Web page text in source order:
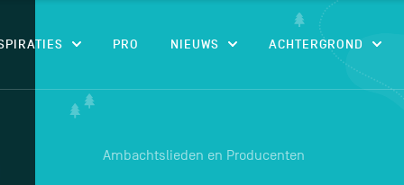
PRO NIEUWS ACHTERGROND
Ambachtslieden en Producenten